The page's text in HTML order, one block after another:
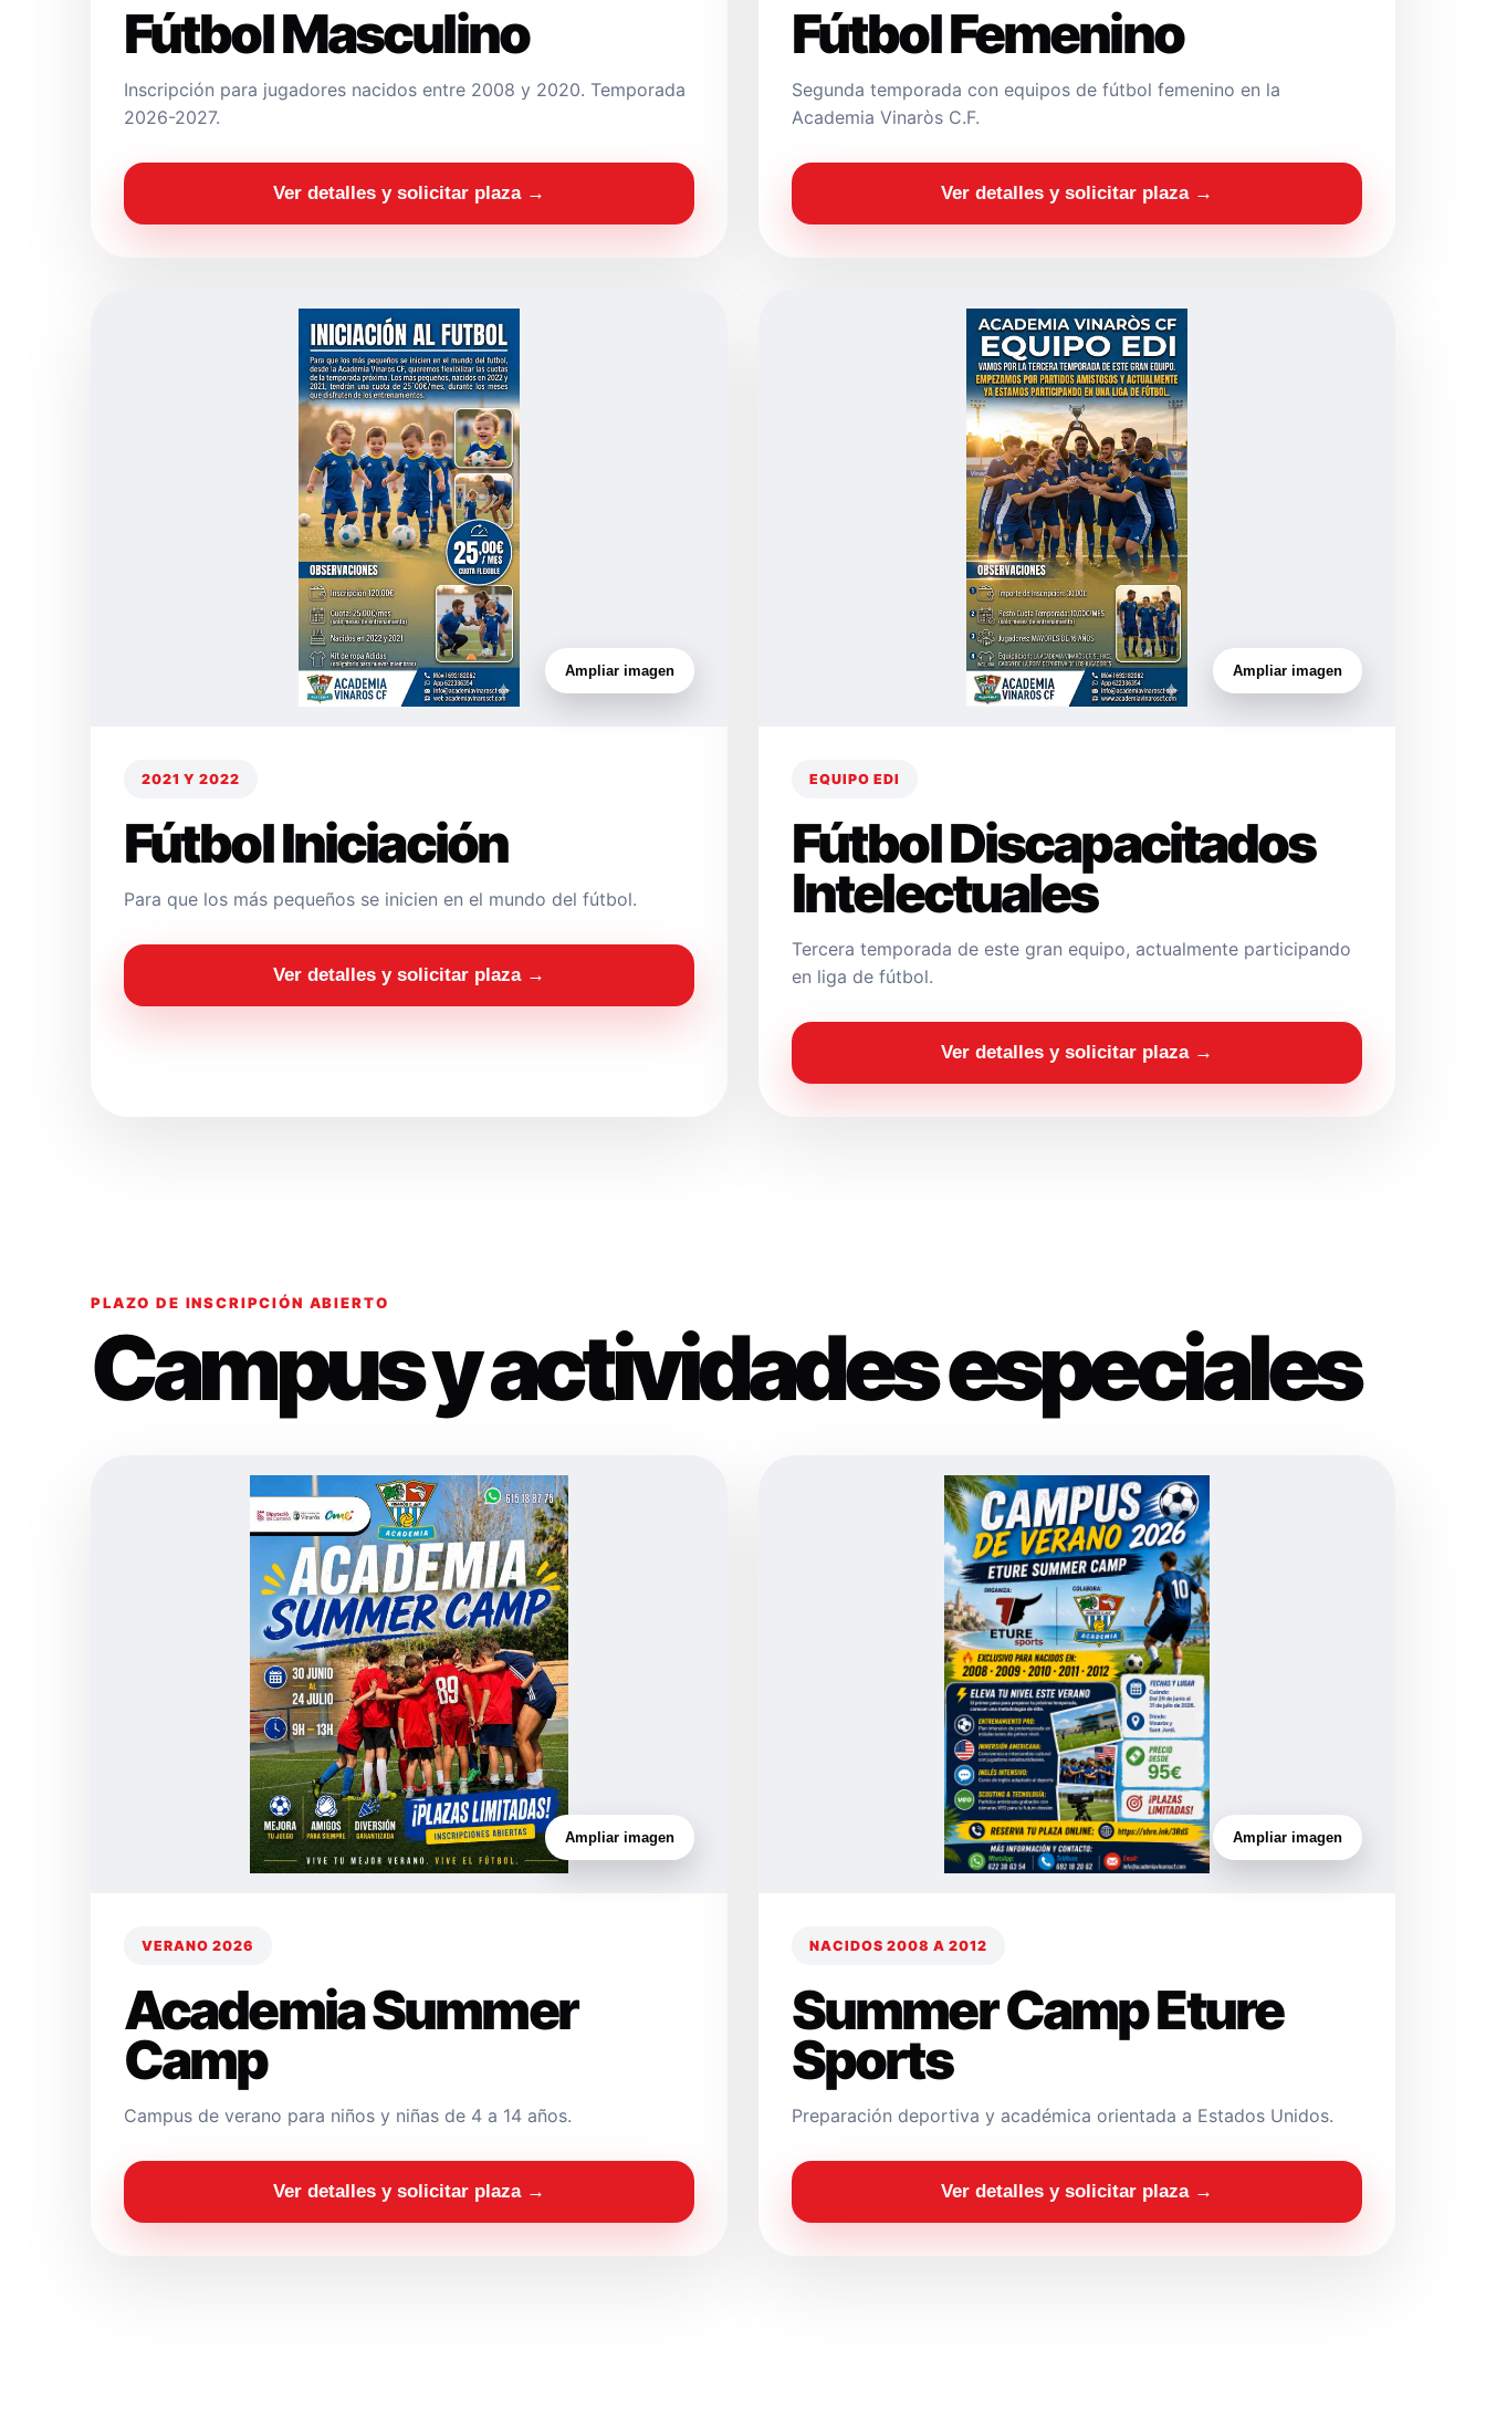
Fútbol Masculino
Inscripción para jugadores nacidos entre 2008 y 2020. Temporada
2026-2027.
Ver detalles y solicitar plaza →
Fútbol Femenino
Segunda temporada con equipos de fútbol femenino en la
Academia Vinaròs C.F.
Ver detalles y solicitar plaza →
Ampliar imagen
2021 Y 2022
Fútbol Iniciación
Para que los más pequeños se inicien en el mundo del fútbol.
Ver detalles y solicitar plaza →
Ampliar imagen
EQUIPO EDI
Fútbol Discapacitados
Intelectuales
Tercera temporada de este gran equipo, actualmente participando
en liga de fútbol.
Ver detalles y solicitar plaza →
PLAZO DE INSCRIPCIÓN ABIERTO
Campus y actividades especiales
Ampliar imagen
VERANO 2026
Academia Summer
Camp
Campus de verano para niños y niñas de 4 a 14 años.
Ver detalles y solicitar plaza →
Ampliar imagen
NACIDOS 2008 A 2012
Summer Camp Eture
Sports
Preparación deportiva y académica orientada a Estados Unidos.
Ver detalles y solicitar plaza →